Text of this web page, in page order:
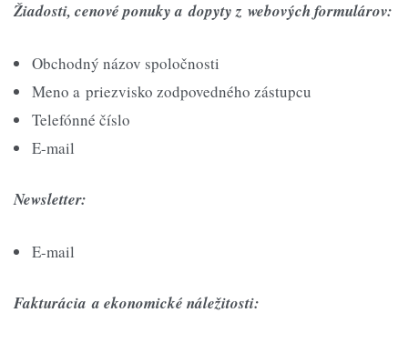
Žiadosti, cenové ponuky a dopyty z webových formulárov:
Obchodný názov spoločnosti
Meno a priezvisko zodpovedného zástupcu
Telefónné číslo
E-mail
Newsletter:
E-mail
Fakturácia a ekonomické náležitosti: